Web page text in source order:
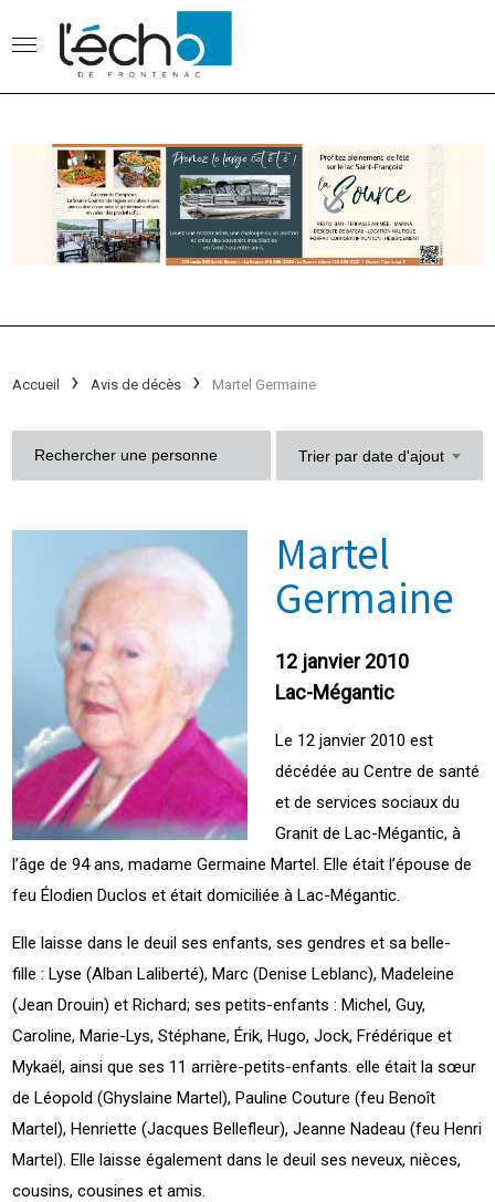
Accueil Avis de décès Martel Germaine
Trier par date d'ajout
Martel
Germaine
12 janvier 2010
Lac-Mégantic
Le 12 janvier 2010 est
décédée au Centre de santé
et de services sociaux du
Granit de Lac-Mégantic, à
l’âge de 94 ans, madame Germaine Martel. Elle était l’épouse de
feu Élodien Duclos et était domiciliée à Lac-Mégantic.
Elle laisse dans le deuil ses enfants, ses gendres et sa belle-
fille : Lyse (Alban Laliberté), Marc (Denise Leblanc), Madeleine
(Jean Drouin) et Richard; ses petits-enfants : Michel, Guy,
Caroline, Marie-Lys, Stéphane, Érik, Hugo, Jock, Frédérique et
Mykaël, ainsi que ses 11 arrière-petits-enfants. elle était la sœur
de Léopold (Ghyslaine Martel), Pauline Couture (feu Benoît
Martel), Henriette (Jacques Bellefleur), Jeanne Nadeau (feu Henri
Martel). Elle laisse également dans le deuil ses neveux, nièces,
cousins, cousines et amis.